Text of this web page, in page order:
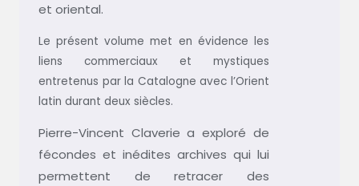
et oriental.
Le présent volume met en évidence les
liens commerciaux et mystiques
entretenus par la Catalogne avec l’Orient
latin durant deux siècles.
Pierre-Vincent Claverie a exploré de
fécondes et inédites archives qui lui
permettent de retracer des